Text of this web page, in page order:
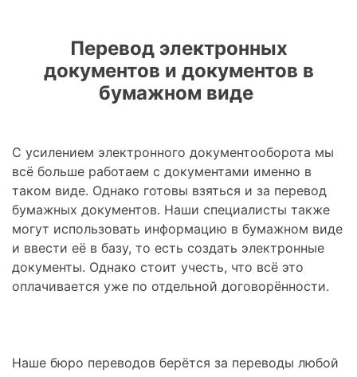
Перевод электронных
документов и документов в
бумажном виде
С усилением электронного документооборота мы
всё больше работаем с документами именно в
таком виде. Однако готовы взяться и за перевод
бумажных документов. Наши специалисты также
могут использовать информацию в бумажном виде
и ввести её в базу, то есть создать электронные
документы. Однако стоит учесть, что всё это
оплачивается уже по отдельной договорённости.
Наше бюро переводов берётся за переводы любой